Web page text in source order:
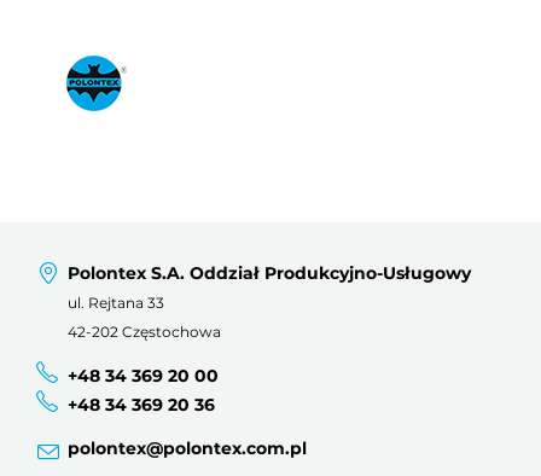
Polontex S.A. Oddział Produkcyjno-Usługowy
ul. Rejtana 33
42-202 Częstochowa
+48 34 369 20 00
+48 34 369 20 36
polontex@polontex.com.pl